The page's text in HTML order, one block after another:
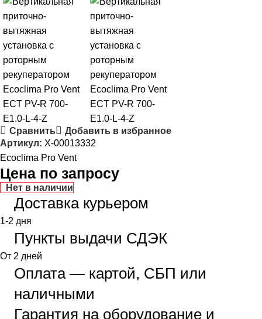
Сравнить
Добавить в избранное
Артикул: X-00013332
Ecoclima Pro Vent
Цена по запросу
Нет в наличии
Доставка курьером
1-2 дня
Пункты выдачи СДЭК
От 2 дней
Оплата — картой, СБП или
наличными
Гарантия на оборудование и